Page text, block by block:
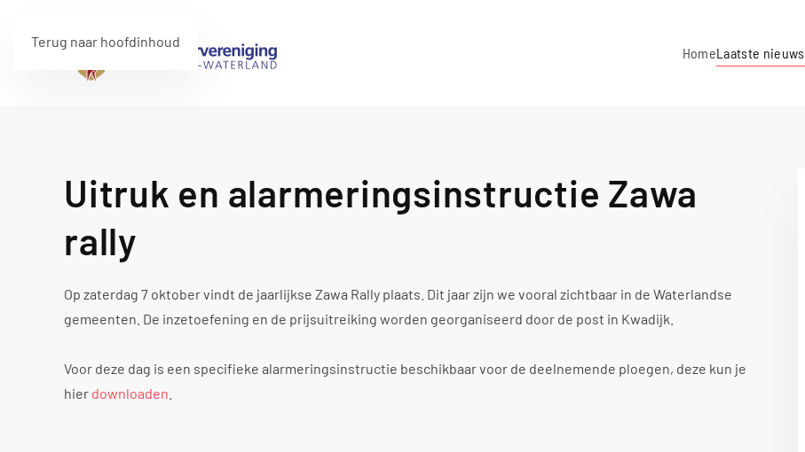
Terug naar hoofdinhoud
HomeLaatste nieuws
Uitruk en alarmeringsinstructie Zawa
rally
Op zaterdag 7 oktober vindt de jaarlijkse Zawa Rally plaats. Dit jaar zijn we vooral zichtbaar in de Waterlandse
gemeenten. De inzetoefening en de prijsuitreiking worden georganiseerd door de post in Kwadijk.
Voor deze dag is een specifieke alarmeringsinstructie beschikbaar voor de deelnemende ploegen, deze kun je
hier downloaden